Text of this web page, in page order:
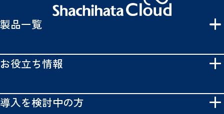
製品一覧
お役立ち情報
導入を検討中の方